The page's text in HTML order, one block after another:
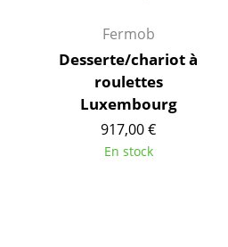
Fermob
Desserte/chariot à
roulettes
Luxembourg
917,00 €
En stock